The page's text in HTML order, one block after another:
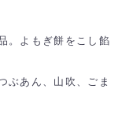
。よもぎ餅をこし餡
ぶあん、山吹、ごま